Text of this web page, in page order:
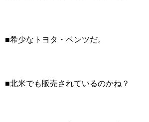
■希少なトヨタ・ベンツだ。
■北米でも販売されているのかね？